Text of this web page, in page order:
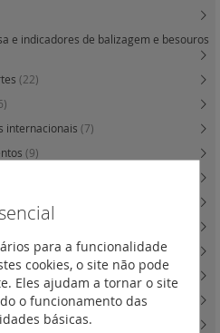
e indicadores de balizagem e besouros
(22)
internacionais (7)
(9)
e obturadores
para a funcionalidade
cookies, o site não pode
Eles ajudam a tornar o site
o funcionamento das
básicas.